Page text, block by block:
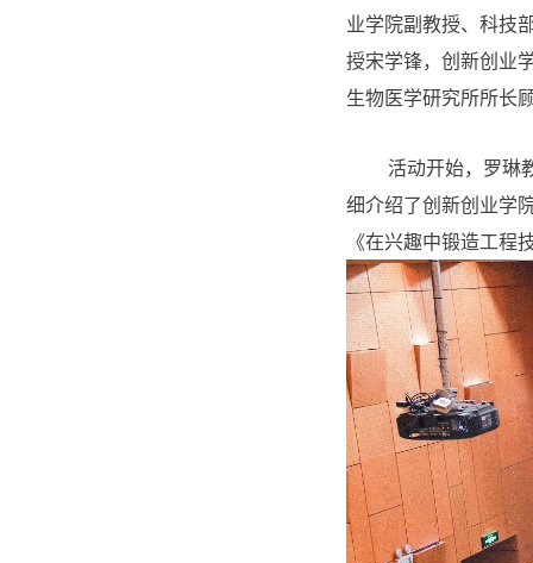
业学院副教授、科技
授宋学锋，创新创业
生物医学研究所所长
活动开始，罗琳
细介绍了创新创业学
《在兴趣中锻造工程